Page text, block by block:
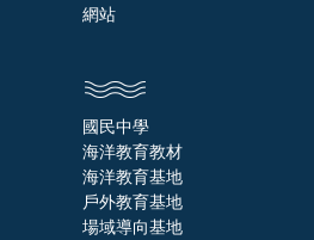
網站
國民中學
海洋教育教材
海洋教育基地
戶外教育基地
場域導向基地